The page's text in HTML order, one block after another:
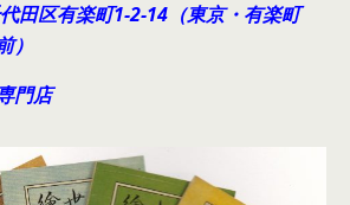
田区有楽町1-2-14（東京・有楽町
）
門店